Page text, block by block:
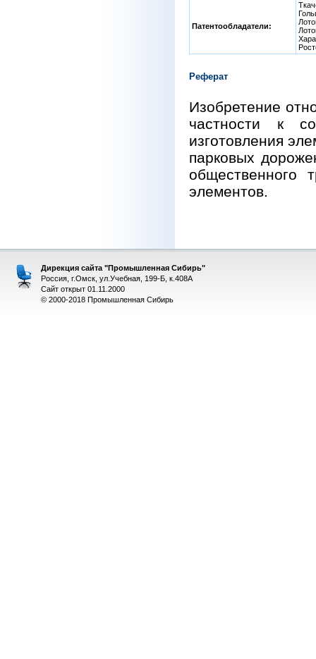
Патентообладатели:
Реферат
Изобретение
частности к
изготовления
парковых
общественного
элементов.
Дирекция сайта "Промышленная Сибирь"
Россия, г.Омск, ул.Учебная, 199-Б, к.408А
Сайт открыт 01.11.2000
© 2000-2018 Промышленная Сибирь